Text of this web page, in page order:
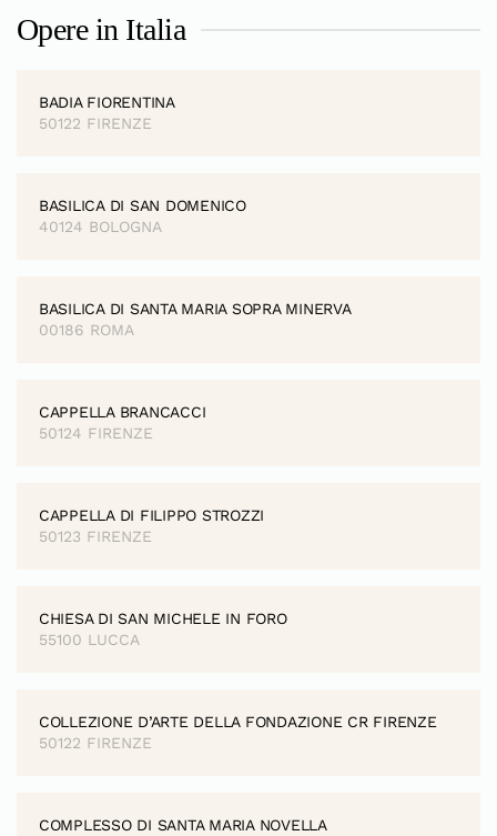
Opere in Italia
BADIA FIORENTINA
50122 FIRENZE
BASILICA DI SAN DOMENICO
40124 BOLOGNA
BASILICA DI SANTA MARIA SOPRA MINERVA
00186 ROMA
CAPPELLA BRANCACCI
50124 FIRENZE
CAPPELLA DI FILIPPO STROZZI
50123 FIRENZE
CHIESA DI SAN MICHELE IN FORO
55100 LUCCA
COLLEZIONE D’ARTE DELLA FONDAZIONE CR FIRENZE
50122 FIRENZE
COMPLESSO DI SANTA MARIA NOVELLA